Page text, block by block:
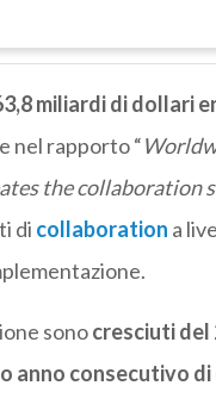
miliardi di dollari
nel rapporto “
the collaboration
di collaboration a
sonocresciuti del
anno consecutivo di